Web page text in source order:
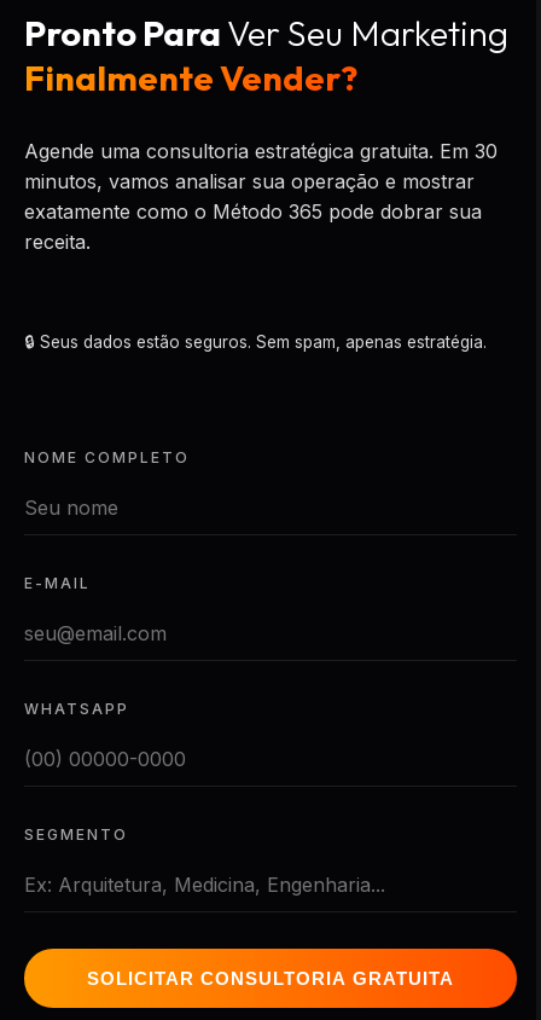
Pronto ParaVer Seu Marketing
Finalmente Vender?
Agende uma consultoria estratégica gratuita. Em 30
minutos, vamos analisar sua operação e mostrar
exatamente como o Método 365 pode dobrar sua
receita.
🔒 Seus dados estão seguros. Sem spam, apenas estratégia.
NOME COMPLETO
E-MAIL
WHATSAPP
SEGMENTO
SOLICITAR CONSULTORIA GRATUITA